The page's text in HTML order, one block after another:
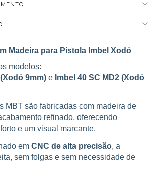
Madeira para Pistola Imbel Xodó
modelos:
9mm) e Imbel 40 SC MD2 (Xodó
MBT são fabricadas com madeira de
refinado, oferecendo
e um visual marcante.
em CNC de alta precisão, a
sem folgas e sem necessidade de